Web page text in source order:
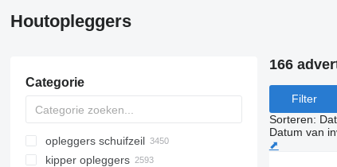
Houtopleggers
Categorie
opleggers schuifzeil
kipper opleggers
166
Filter
Sorteren:
Datum van
⬈